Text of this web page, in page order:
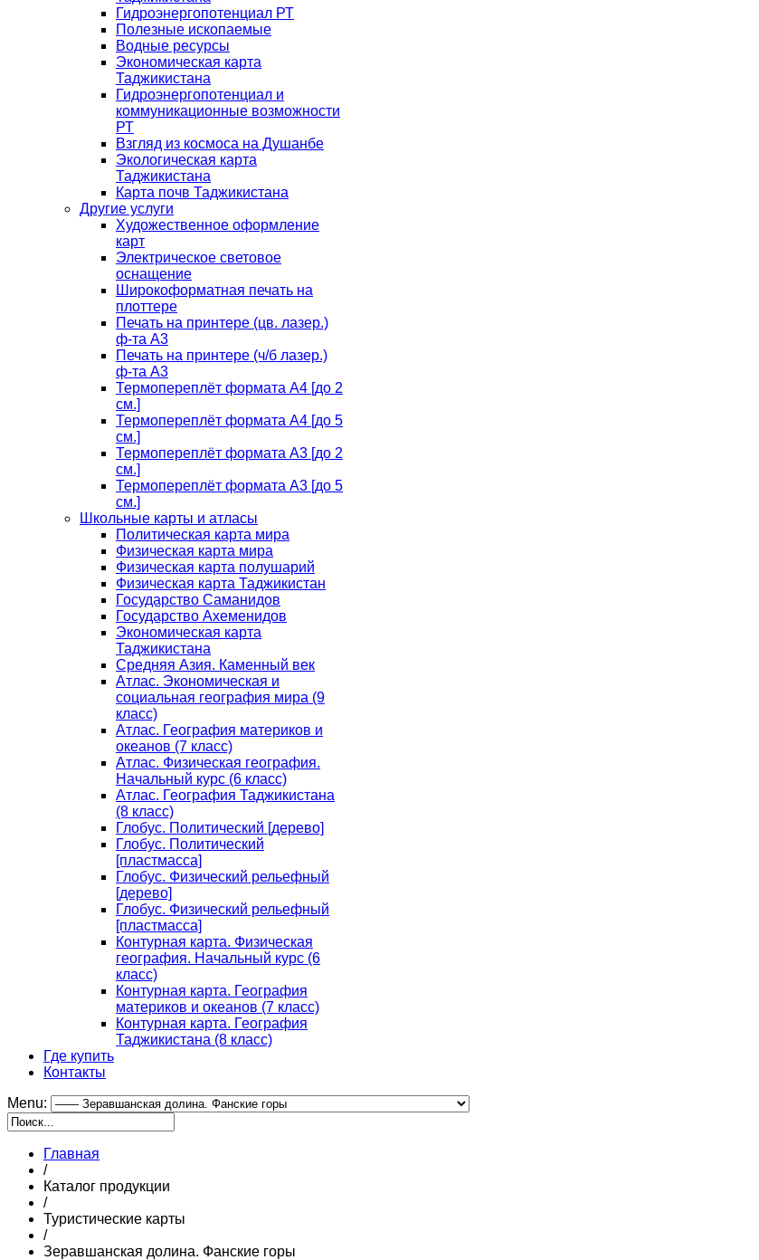
Гидроэнергопотенциал РТ
Полезные ископаемые
Водные ресурсы
Экономическая карта
Таджикистана
Гидроэнергопотенциал и
коммуникационные возможности
РТ
Взгляд из космоса на Душанбе
Экологическая карта
Таджикистана
Карта почв Таджикистана
Другие услуги
Художественное оформление
карт
Электрическое световое
оснащение
Широкоформатная печать на
плоттере
Печать на принтере (цв. лазер.)
ф-та А3
Печать на принтере (ч/б лазер.)
ф-та А3
Термопереплёт формата А4 [до 2
см.]
Термопереплёт формата А4 [до 5
см.]
Термопереплёт формата А3 [до 2
см.]
Термопереплёт формата А3 [до 5
см.]
Школьные карты и атласы
Политическая карта мира
Физическая карта мира
Физическая карта полушарий
Физическая карта Таджикистан
Государство Саманидов
Государство Ахеменидов
Экономическая карта
Таджикистана
Средняя Азия. Каменный век
Атлас. Экономическая и
социальная география мира (9
класс)
Атлас. География материков и
океанов (7 класс)
Атлас. Физическая география.
Начальный курс (6 класс)
Атлас. География Таджикистана
(8 класс)
Глобус. Политический [дерево]
Глобус. Политический
[пластмасса]
Глобус. Физический рельефный
[дерево]
Глобус. Физический рельефный
[пластмасса]
Контурная карта. Физическая
география. Начальный курс (6
класс)
Контурная карта. География
материков и океанов (7 класс)
Контурная карта. География
Таджикистана (8 класс)
Где купить
Контакты
Menu:
Главная
/
Каталог продукции
/
Туристические карты
/
Зеравшанская долина. Фанские горы